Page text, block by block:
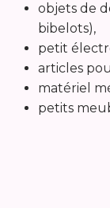
objets de
bibelots),
petit
articles
matériel
petits